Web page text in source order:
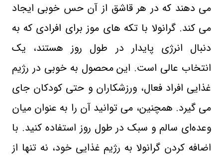
می‌ دهند که در هر قاشق از آن حس خوبی ایجاد
می ‌کند. گرانولا با تکه ‌های موز برای افرادی که به
دنبال انرژی پایدار در طول روز هستند، یک
انتخاب عالی است. این محصول به‌ خوبی در رژیم
غذایی افراد فعال، ورزشکاران و حتی کودکان جای
می‌ گیرد. همچنین، می ‌توانید آن را به ‌عنوان میان‌
وعده‌ای سالم و سبک در طول روز استفاده کنید. با
اضافه کردن گرانولا به رژیم غذایی خود، نه تنها از